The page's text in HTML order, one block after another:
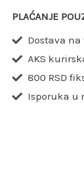
LM03
PLAĆANJE
Dostava
AKS
800 RSD
Isporuka u